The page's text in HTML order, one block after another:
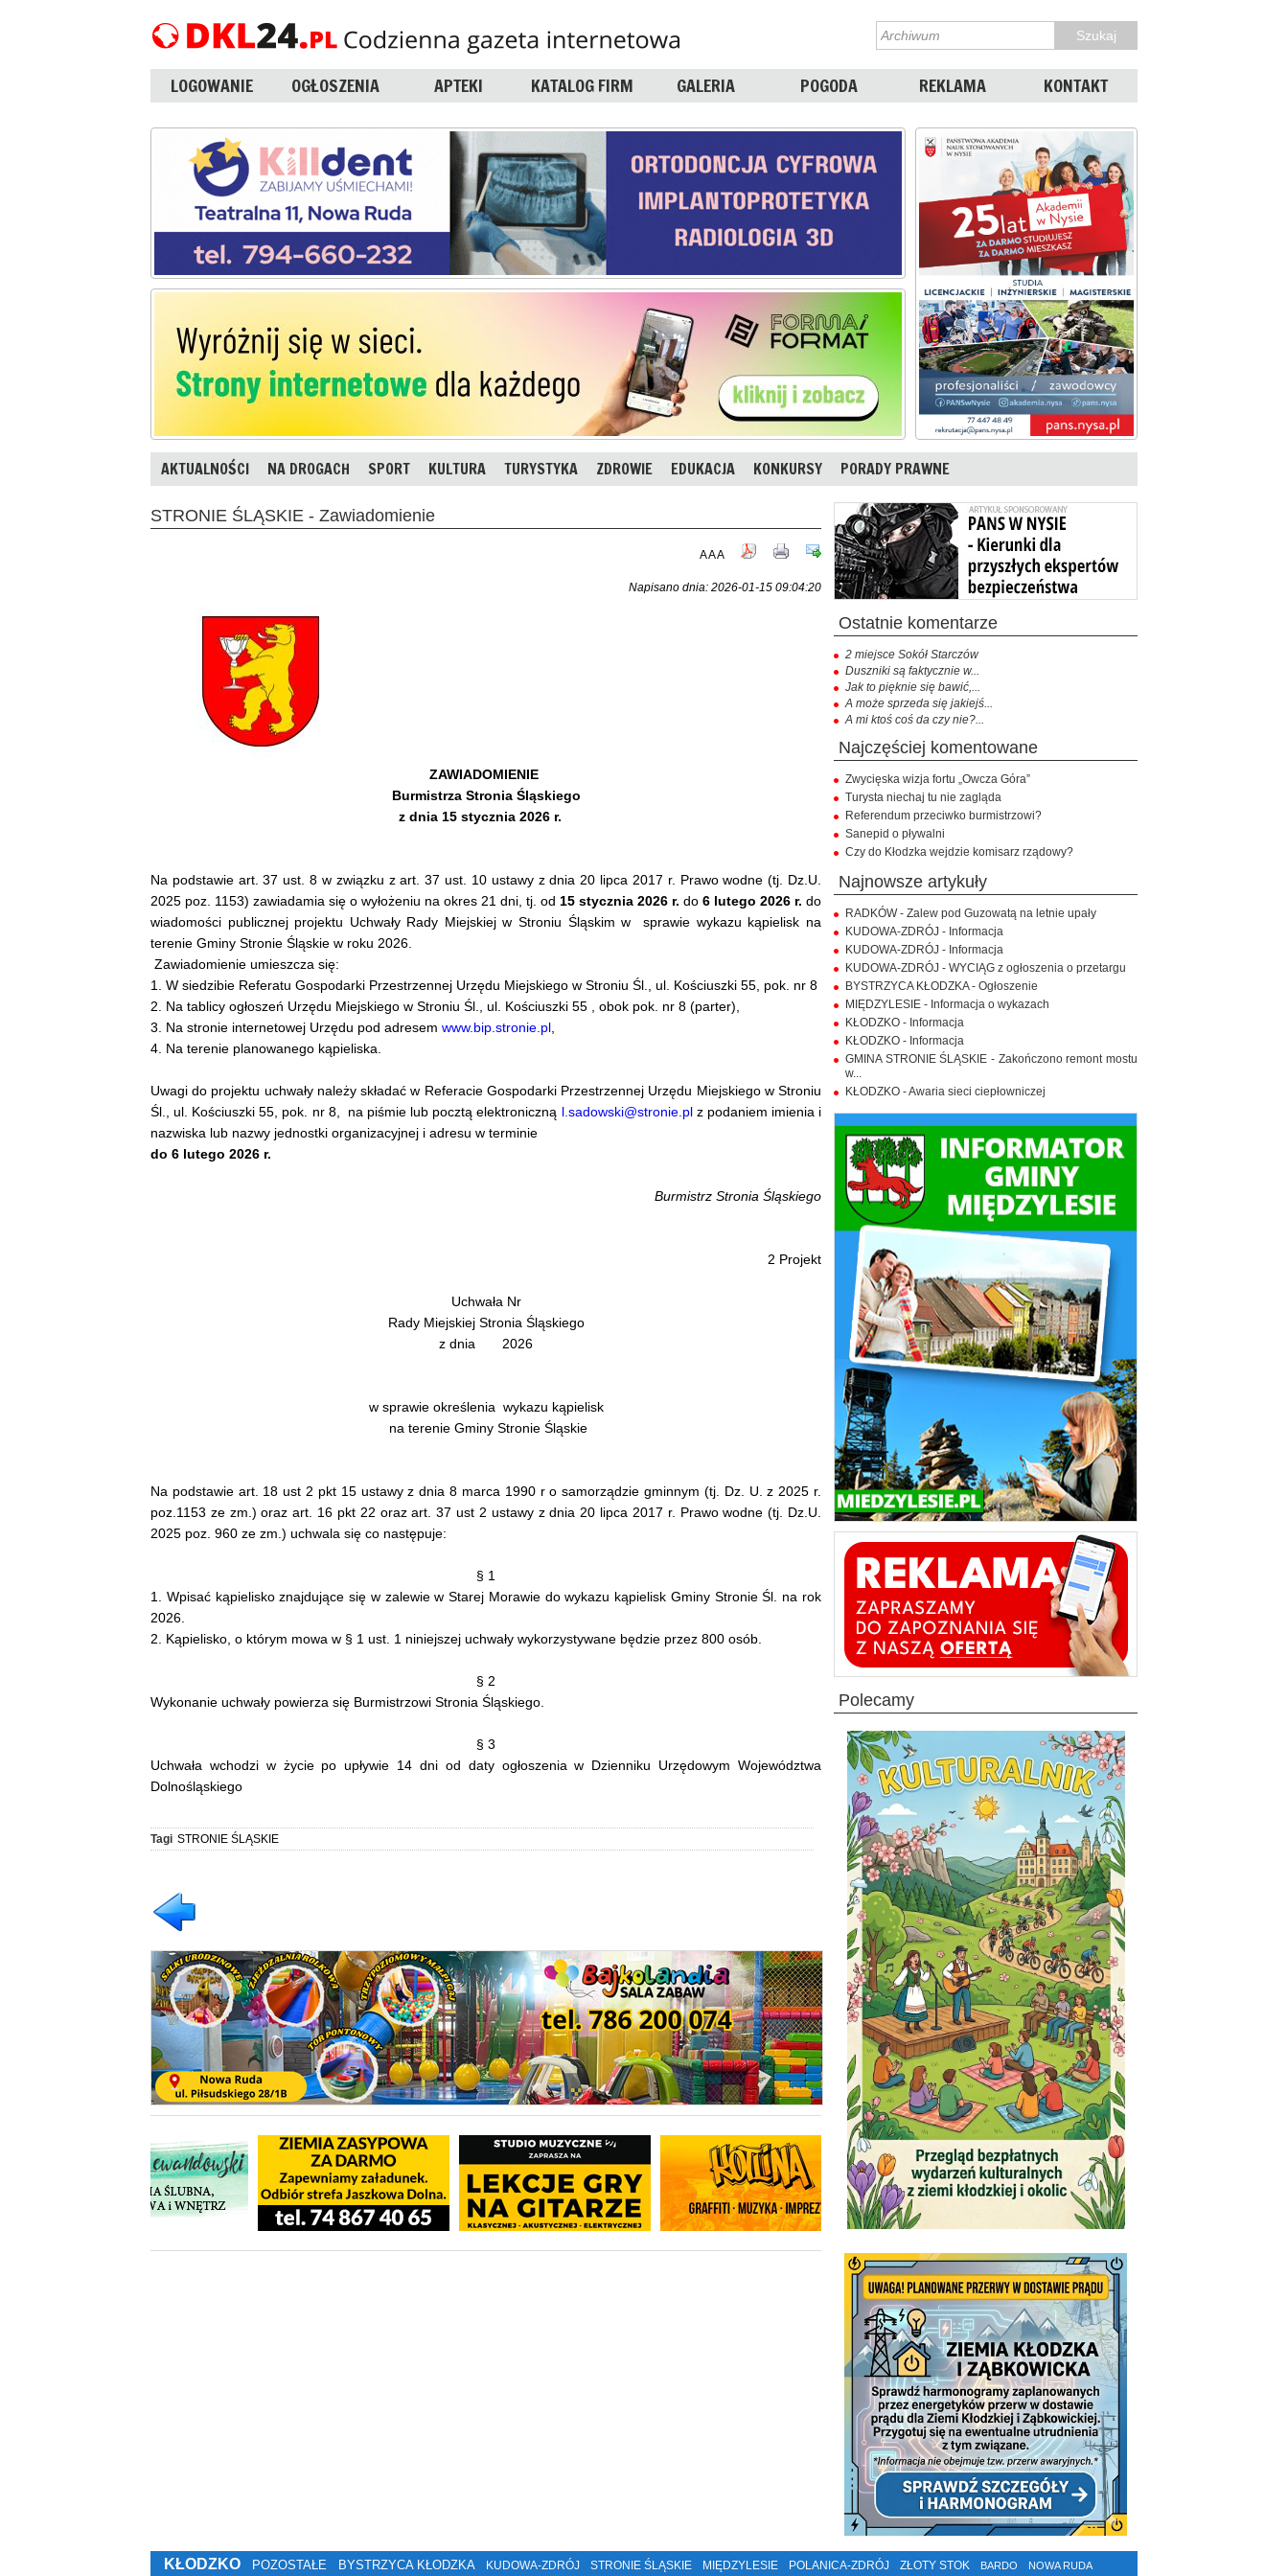
LOGOWANIE OGŁOSZENIA APTEKI KATALOG FIRM GALERIA POGODA REKLAMA KONTAKT
AKTUALNOŚCI NA DROGACH SPORT KULTURA TURYSTYKA ZDROWIE EDUKACJA KONKURSY PORADY PRAWNE
STRONIE ŚLĄSKIE - Zawiadomienie
AAA
Napisano dnia: 2026-01-15 09:04:20
ZAWIADOMIENIE
Burmistrza Stronia Śląskiego
z dnia 15 stycznia 2026 r.
Na podstawie art. 37 ust. 8 w związku z art. 37 ust. 10 ustawy z dnia 20 lipca 2017 r. Prawo wodne (tj. Dz.U.
2025 poz. 1153) zawiadamia się o wyłożeniu na okres 21 dni, tj. od 15 stycznia 2026 r. do 6 lutego 2026 r. do
wiadomości publicznej projektu Uchwały Rady Miejskiej w Stroniu Śląskim w sprawie wykazu kąpielisk na
terenie Gminy Stronie Śląskie w roku 2026.
Zawiadomienie umieszcza się:
1. W siedzibie Referatu Gospodarki Przestrzennej Urzędu Miejskiego w Stroniu Śl., ul. Kościuszki 55, pok. nr 8
2. Na tablicy ogłoszeń Urzędu Miejskiego w Stroniu Śl., ul. Kościuszki 55 , obok pok. nr 8 (parter),
3. Na stronie internetowej Urzędu pod adresem www.bip.stronie.pl
4. Na terenie planowanego kąpieliska.
Uwagi do projektu uchwały należy składać w Referacie Gospodarki Przestrzennej Urzędu Miejskiego w Stroniu
Śl., ul. Kościuszki 55, pok. nr 8, na piśmie lub pocztą elektroniczną l.sadowski@stronie.plz podaniem imienia i
nazwiska lub nazwy jednostki organizacyjnej i adresu w terminie
do 6 lutego 2026 r.
Burmistrz Stronia Śląskiego
2 Projekt
Uchwała Nr
Rady Miejskiej Stronia Śląskiego
z dnia 2026
w sprawie określenia wykazu kąpielisk
na terenie Gminy Stronie Śląskie
Na podstawie art. 18 ust 2 pkt 15 ustawy z dnia 8 marca 1990 r o samorządzie gminnym (tj. Dz. U. z 2025 r.
poz.1153 ze zm.) oraz art. 16 pkt 22 oraz art. 37 ust 2 ustawy z dnia 20 lipca 2017 r. Prawo wodne (tj. Dz.U.
2025 poz. 960 ze zm.) uchwala się co następuje:
§ 1
1. Wpisać kąpielisko znajdujące się w zalewie w Starej Morawie do wykazu kąpielisk Gminy Stronie Śl. na rok
2026.
2. Kąpielisko, o którym mowa w § 1 ust. 1 niniejszej uchwały wykorzystywane będzie przez 800 osób.
§ 2
Wykonanie uchwały powierza się Burmistrzowi Stronia Śląskiego.
§ 3
Uchwała wchodzi w życie po upływie 14 dni od daty ogłoszenia w Dzienniku Urzędowym Województwa
Dolnośląskiego
Tagi STRONIE ŚLĄSKIE
ostatnie komentarze
2 miejsce Sokół Starczów
Duszniki są faktycznie w...
Jak to pięknie się bawić,...
A może sprzeda się jakiejś...
A mi ktoś coś da czy nie?...
najczęściej komentowane
Zwycięska wizja fortu „Owcza Góra”
Turysta niechaj tu nie zagląda
Referendum przeciwko burmistrzowi?
Sanepid o pływalni
Czy do Kłodzka wejdzie komisarz rządowy?
najnowsze artykuły
RADKÓW - Zalew pod Guzowatą na letnie upały
KUDOWA-ZDRÓJ - Informacja
KUDOWA-ZDRÓJ - Informacja
KUDOWA-ZDRÓJ - WYCIĄG z ogłoszenia o przetargu
BYSTRZYCA KŁODZKA - Ogłoszenie
MIĘDZYLESIE - Informacja o wykazach
KŁODZKO - Informacja
KŁODZKO - Informacja
GMINA STRONIE ŚLĄSKIE - Zakończono remont mostu
w...
KŁODZKO - Awaria sieci ciepłowniczej
polecamy
KŁODZKO POZOSTAŁE BYSTRZYCA KŁODZKA KUDOWA-ZDRÓJ STRONIE ŚLĄSKIE MIĘDZYLESIE POLANICA-ZDRÓJ ZŁOTY STOK BARDO NOWA RUDA